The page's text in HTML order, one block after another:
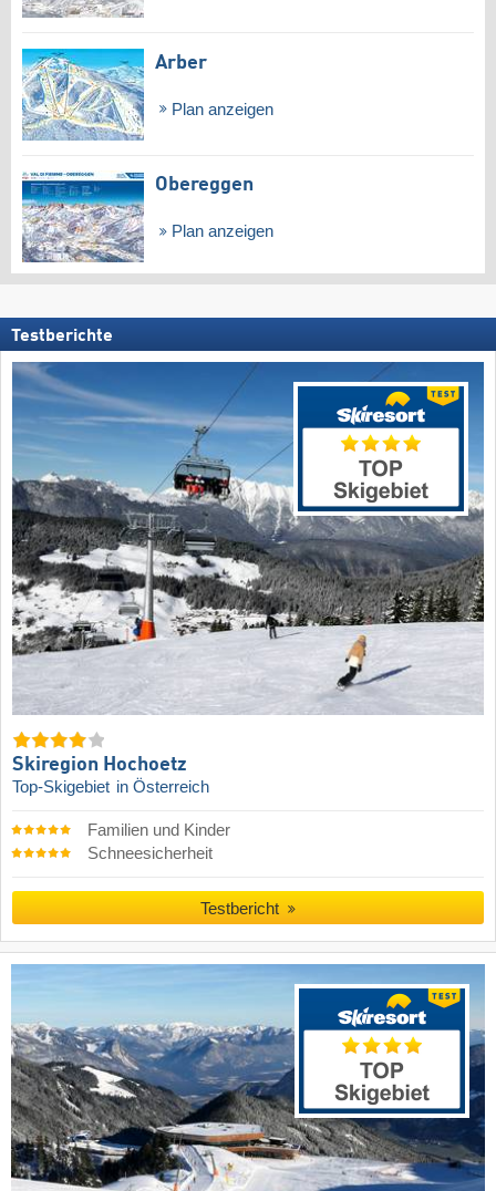
Arber
Plan anzeigen
Obereggen
Plan anzeigen
Testberichte
Skiregion Hochoetz
Top-Skigebiet in Österreich
Familien und Kinder
Schneesicherheit
Testbericht